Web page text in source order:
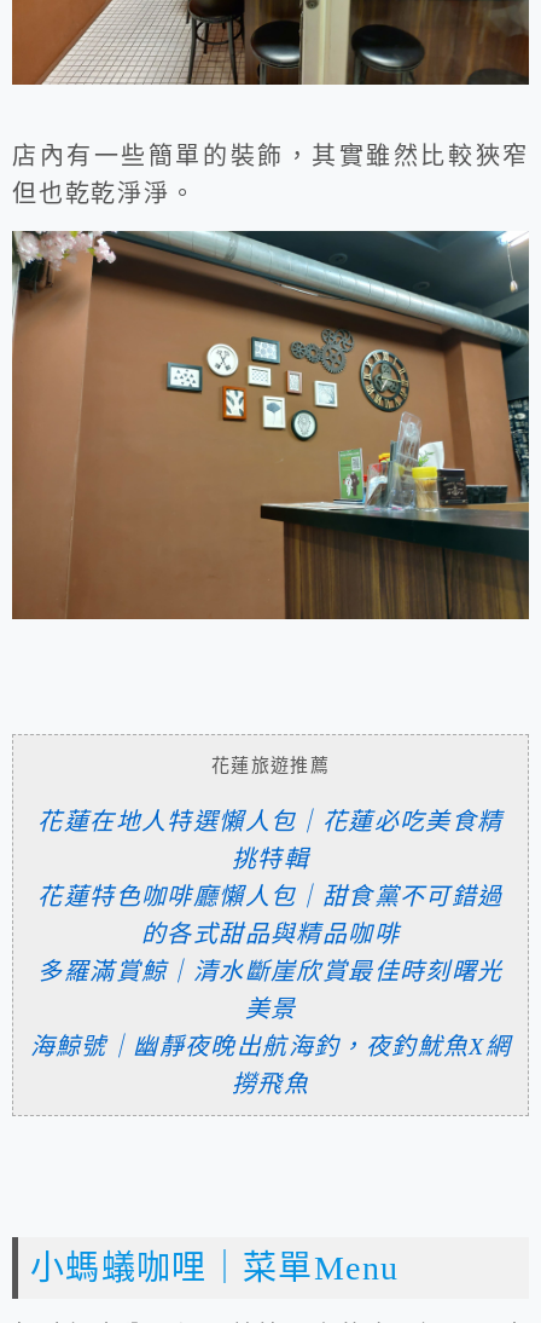
店內有一些簡單的裝飾，其實雖然比較狹窄
但也乾乾淨淨。
花蓮旅遊推薦
花蓮在地人特選懶人包｜花蓮必吃美食精
挑特輯
花蓮特色咖啡廳懶人包｜甜食黨不可錯過
的各式甜品與精品咖啡
多羅滿賞鯨｜清水斷崖欣賞最佳時刻曙光
美景
海鯨號｜幽靜夜晚出航海釣，夜釣魷魚X網
撈飛魚
小螞蟻咖哩｜菜單Menu